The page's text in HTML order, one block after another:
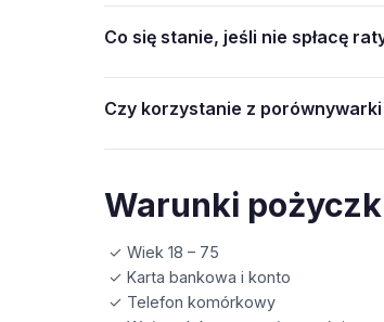
Co się stanie, jeśli nie spłacę
Czy korzystanie z
Warunki
✓ Wiek 18 – 75
✓ Karta bankowa i konto
✓ Telefon komórkowy